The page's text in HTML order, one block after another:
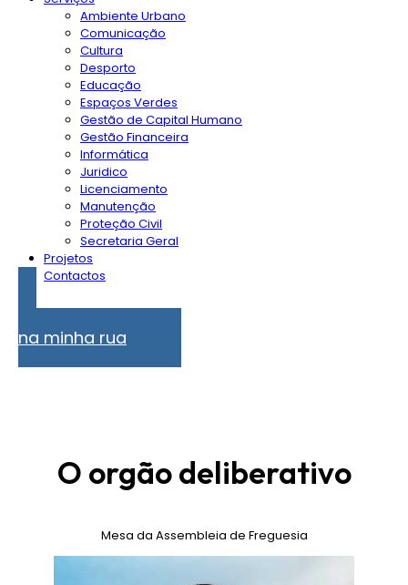
Ambiente Urbano
Comunicação
Cultura
Desporto
Educação
Espaços Verdes
Gestão de Capital Humano
Gestão Financeira
Informática
Juridico
Licenciamento
Manutenção
Proteção Civil
Secretaria Geral
Projetos
Contactos
na minha rua
O orgão deliberativo
Mesa da Assembleia de Freguesia